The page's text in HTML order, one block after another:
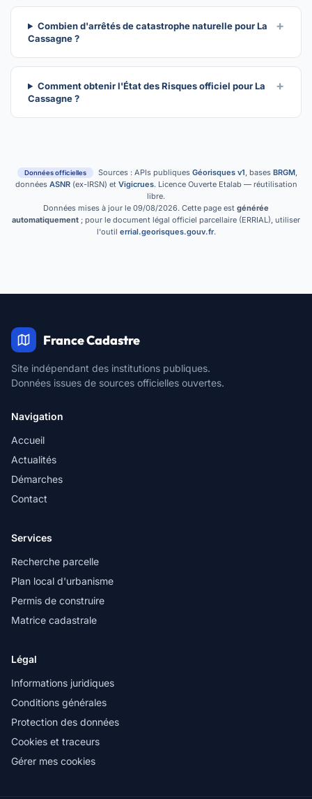
Combien d'arrêtés de catastrophe naturelle pour La
Cassagne ?
Comment obtenir l'État des Risques officiel pour La
Cassagne ?
Données officielles Sources : APIs publiques Géorisques v1, bases BRGM,
données ASNR(ex-IRSN) et Vigicrues. Licence Ouverte Etalab — réutilisation
libre.
Données mises à jour le 09/08/2026. Cette page est générée
automatiquement ; pour le document légal officiel parcellaire (ERRIAL), utiliser
l'outil errial.georisques.gouv.fr.
France Cadastre
Site indépendant des institutions publiques.
Données issues de sources officielles ouvertes.
Navigation
Accueil
Actualités
Démarches
Contact
Services
Recherche parcelle
Plan local d'urbanisme
Permis de construire
Matrice cadastrale
Légal
Informations juridiques
Conditions générales
Protection des données
Cookies et traceurs
Gérer mes cookies